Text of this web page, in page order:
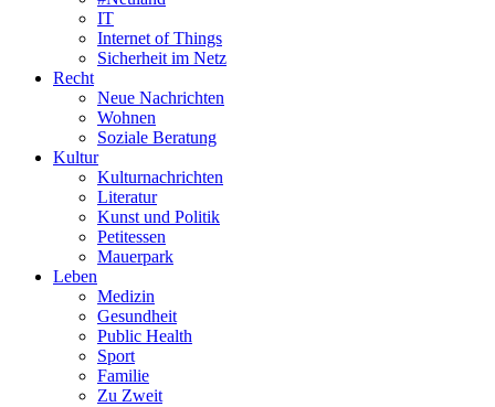
IT
Internet of Things
Sicherheit im Netz
Recht
Neue Nachrichten
Wohnen
Soziale Beratung
Kultur
Kulturnachrichten
Literatur
Kunst und Politik
Petitessen
Mauerpark
Leben
Medizin
Gesundheit
Public Health
Sport
Familie
Zu Zweit